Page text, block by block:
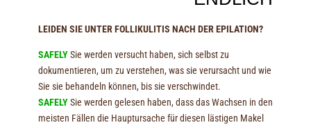
LEIDEN SIE UNTER FOLLIKULITIS NACH DER EPILATION?
SAFELYSie werden versucht haben, sich selbst zu
dokumentieren, um zu verstehen, was sie verursacht und wie
Sie sie behandeln können, bis sie verschwindet.
SAFELYSie werden gelesen haben, dass das Wachsen in den
meisten Fällen die Hauptursache für diesen lästigen Makel